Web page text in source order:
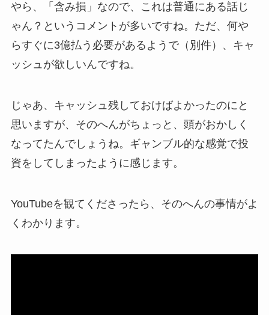
やら、「含み損」なので、これは普通にある話じ
ゃん？というコメントが多いですね。ただ、何や
らすぐに3億払う必要があるようで（別件）、キャ
ッシュが欲しいんですね。
じゃあ、キャッシュ残しておけばよかったのにと
思いますが、そのへんがちょっと、頭がおかしく
なってたんでしょうね。ギャンブル的な感覚で投
資をしてしまったように感じます。
YouTubeを観てくださったら、そのへんの事情がよ
くわかります。